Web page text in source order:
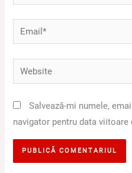
Email*
Website
Salvează-mi numele,
navigator pentru data viitoare